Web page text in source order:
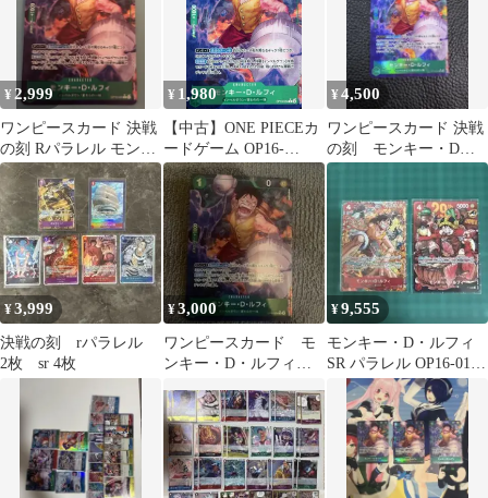
¥ 2,999
ワンピースカード 決戦
の刻 Rパラレル モンキ
ー・D・ルフィ OP16-
034
¥ 1,980
【中古】ONE PIECEカ
ードゲーム OP16-
034[R]：(パラレル)モン
キー・D・ルフィ
¥4,500
ワンピースカード 決戦
の刻 モンキー・D・
ルフィ OP16-034 Rパラ
¥3,999
決戦の刻 rパラレル
2枚 sr 4枚
¥3,000
ワンピースカード モ
ンキー・D・ルフィ
034まとめ売り
¥9,555
モンキー・D・ルフィ
SR パラレル OP16-015
決戦の刻 他